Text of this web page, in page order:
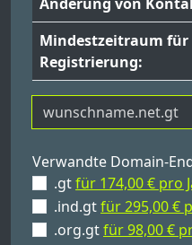
Mindestzeitraum für
Registrierung:
Verwandte Domain-
.gtfür 174,00 € pro
.ind.gtfür 295,00 €
.org.gtfür 98,00 €